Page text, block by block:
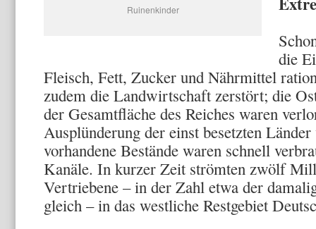
Ruinenkinder
die
Fleisch, Fett, Zucker und Nährmittel
zudem die Landwirtschaft zerstört; die
der Gesamtflä­che des Reiches waren
Ausplünderung der einst besetzten
vorhandene Bestände waren schnell
Kanäle. In kurzer Zeit strömten zwölf
Vertriebene – in der Zahl etwa der
gleich – in das westliche Rest­gebiet